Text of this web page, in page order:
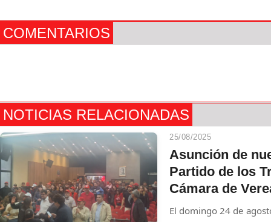
COMENTARIOS
NOTICIAS RELACIONADAS
25/08/2025
Asunción de
Partido de los
Cámara de
El domingo 24 de